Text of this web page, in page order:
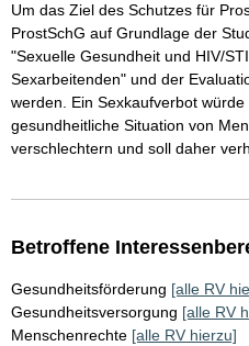
Um das Ziel des Schutzes für
ProstSchG auf Grundlage der
"Sexuelle Gesundheit und HIV/
Sexarbeitenden" und der
werden. Ein Sexkaufverbot
gesundheitliche Situation von
verschlechtern und soll daher
Betroffene
Gesundheitsförderung [alle RV
Gesundheitsversorgung [alle RV
Menschenrechte [alle RV hierzu]